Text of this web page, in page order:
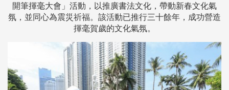
開筆揮毫大會」活動，以推廣書法文化，帶動新春文化氣
氛，並同心為震災祈福。該活動已推行三十餘年，成功營造
揮毫賀歲的文化氣氛。